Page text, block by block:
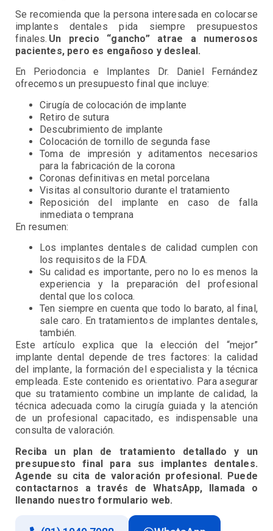
Se recomienda que la persona interesada en colocarse
implantes dentales pida siempre presupuestos
finales. Un precio “gancho” atrae a numerosos
pacientes, pero es engañoso y desleal.
En Periodoncia e Implantes Dr. Daniel Fernández
ofrecemos un presupuesto final que incluye:
Cirugía de colocación de implante
Retiro de sutura
Descubrimiento de implante
Colocación de tornillo de segunda fase
Toma de impresión y aditamentos necesarios
para la fabricación de la corona
Coronas definitivas en metal porcelana
Visitas al consultorio durante el tratamiento
Reposición del implante en caso de falla
inmediata o temprana
En resumen:
Los implantes dentales de calidad cumplen con
los requisitos de la FDA.
Su calidad es importante, pero no lo es menos la
experiencia y la preparación del profesional
dental que los coloca.
Ten siempre en cuenta que todo lo barato, al final,
sale caro. En tratamientos de implantes dentales,
también.
Este artículo explica que la elección del “mejor”
implante dental depende de tres factores: la calidad
del implante, la formación del especialista y la técnica
empleada. Este contenido es orientativo. Para asegurar
que su tratamiento combine un implante de calidad, la
técnica adecuada como la cirugía guiada y la atención
de un profesional capacitado, es indispensable una
consulta de valoración.
Reciba un plan de tratamiento detallado y un
presupuesto final para sus implantes dentales.
Agende su cita de valoración profesional. Puede
contactarnos a través de WhatsApp, llamada o
llenando nuestro formulario web.